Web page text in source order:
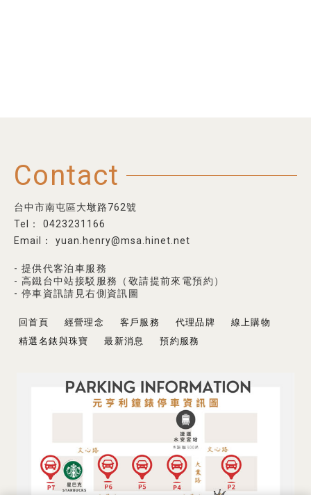
Contact
台中市南屯區大墩路762號
0423231166
yuan.henry@msa.hinet.net
- 提供代客泊車服務
- 高鐵台中站接駁服務（敬請提前來電預約）
- 停車資訊請見右側資訊圖
回首頁 經營理念 客戶服務 代理品牌
線上購物
精選名錶與珠寶
最新消息 預約服務